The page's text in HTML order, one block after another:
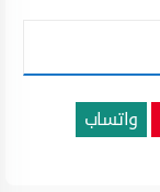
واتساب